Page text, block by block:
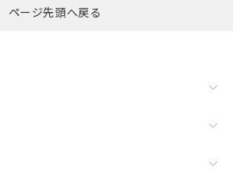
ページ先頭へ戻る